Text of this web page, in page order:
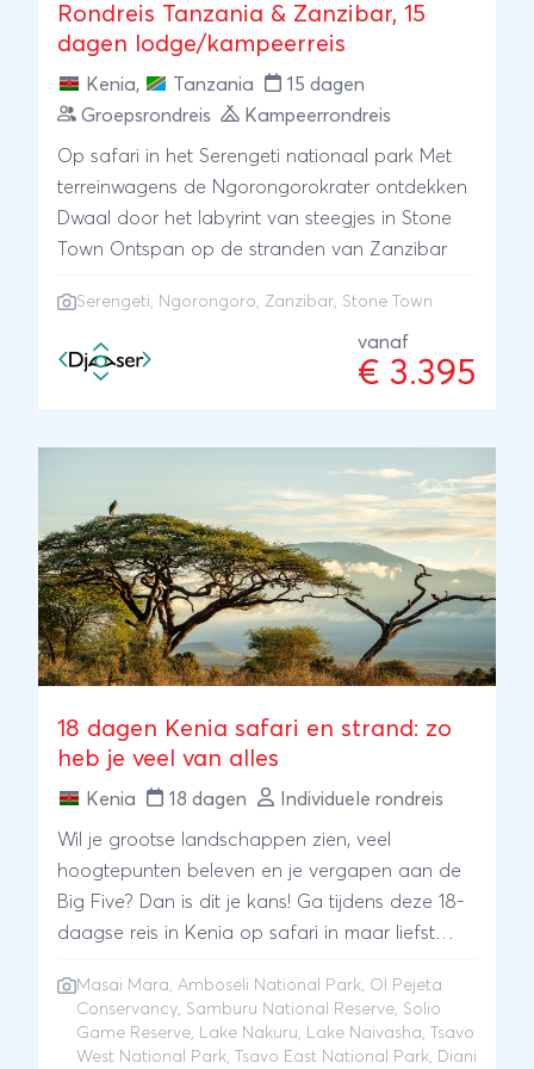
Rondreis Tanzania & Zanzibar, 15
dagen lodge/kampeerreis
Kenia, Tanzania
15 dagen
Groepsrondreis
Kampeerrondreis
Op safari in het Serengeti nationaal park Met
terreinwagens de Ngorongorokrater ontdekken
Dwaal door het labyrint van steegjes in Stone
Town Ontspan op de stranden van Zanzibar
Serengeti, Ngorongoro, Zanzibar, Stone Town
vanaf
€ 3.395
18 dagen Kenia safari en strand: zo
heb je veel van alles
Kenia 18 dagen Individuele rondreis
Wil je grootse landschappen zien, veel
hoogtepunten beleven en je vergapen aan de
Big Five? Dan is dit je kans! Ga tijdens deze 18-
daagse reis in Kenia op safari in maar liefst
je je vakantie eindigt met een paar heerlijke
dagen aan het strand.Als er ooit een kans was
om alle leden van de Big Five te zien, dan is dat
Masai Mara, Amboseli National Park, Ol Pejeta
Conservancy, Samburu National Reserve, Solio
Game Reserve, Lake Nakuru, Lake Naivasha, Tsavo
West National Park, Tsavo East National Park, Diani